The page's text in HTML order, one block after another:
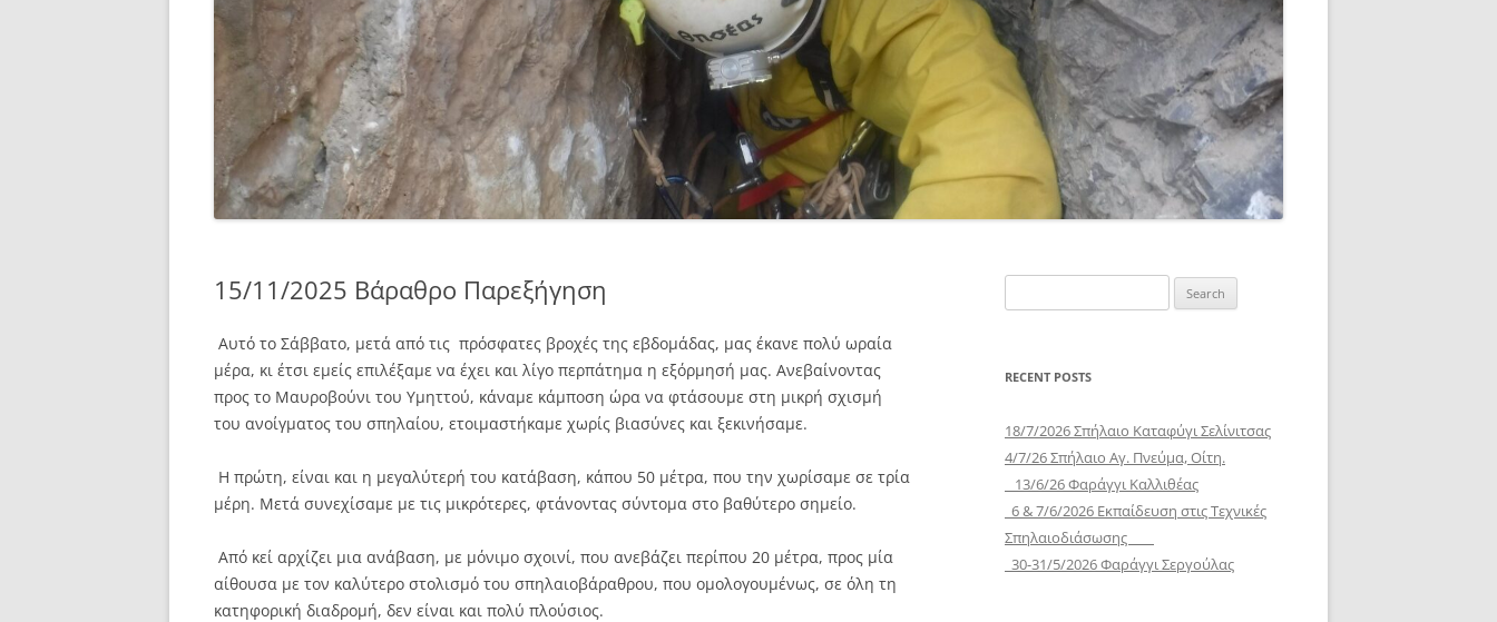
15/11/2025 Βάραθρο Παρεξήγηση
Αυτό το Σάββατο, μετά από τις πρόσφατες βροχές της εβδομάδας, μας έκανε πολύ ωραία
μέρα, κι έτσι εμείς επιλέξαμε να έχει και λίγο περπάτημα η εξόρμησή μας. Ανεβαίνοντας
προς το Μαυροβούνι του Υμηττού, κάναμε κάμποση ώρα να φτάσουμε στη μικρή σχισμή
του ανοίγματος του σπηλαίου, ετοιμαστήκαμε χωρίς βιασύνες και ξεκινήσαμε.
Η πρώτη, είναι και η μεγαλύτερή του κατάβαση, κάπου 50 μέτρα, που την χωρίσαμε σε τρία
μέρη. Μετά συνεχίσαμε με τις μικρότερες, φτάνοντας σύντομα στο βαθύτερο σημείο.
Από κεί αρχίζει μια ανάβαση, με μόνιμο σχοινί, που ανεβάζει περίπου 20 μέτρα, προς μία
αίθουσα με τον καλύτερο στολισμό του σπηλαιοβάραθρου, που ομολογουμένως, σε όλη τη
κατηφορική διαδρομή, δεν είναι και πολύ πλούσιος.
for:
RECENT POSTS
18/7/2026 Σπήλαιο Καταφύγι Σελίνιτσας
4/7/26 Σπήλαιο Αγ. Πνεύμα, Οίτη.
13/6/26 Φαράγγι Καλλιθέας
6 & 7/6/2026 Εκπαίδευση στις Τεχνικές
Σπηλαιοδιάσωσης
30-31/5/2026 Φαράγγι Σεργούλας